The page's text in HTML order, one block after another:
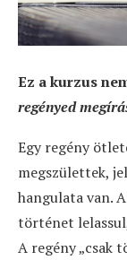
Ez a kurzus
regényed
Egy regény
megszülettek,
hangulata van.
történet
A regény „csak